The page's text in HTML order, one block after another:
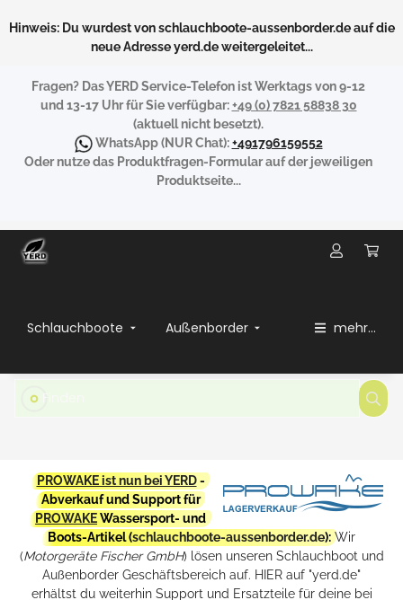
Hinweis: Du wurdest von schlauchboote-aussenborder.de auf die
neue Adresse yerd.de weitergeleitet...
Fragen? Das YERD Service-Telefon ist Werktags von 9-12
und 13-17 Uhr für Sie verfügbar:+49 (0) 7821 58838 30
(aktuell nicht besetzt).
WhatsApp(NUR Chat):+491796159552
Oder nutze das Produktfragen-Formular auf der jeweiligen
Produktseite...
Schlauchboote Außenborder mehr...
PROWAKE ist nun bei YERD-
Abverkauf und Support für
PROWAKEWassersport- und
Boots-Artikel (schlauchboote-aussenborder.de): Wir
(Motorgeräte Fischer GmbH) lösen unseren Schlauchboot und
Außenborder Geschäftsbereich auf. HIER auf "yerd.de"
erhältst du weiterhin Support und Ersatzteile für deine bei